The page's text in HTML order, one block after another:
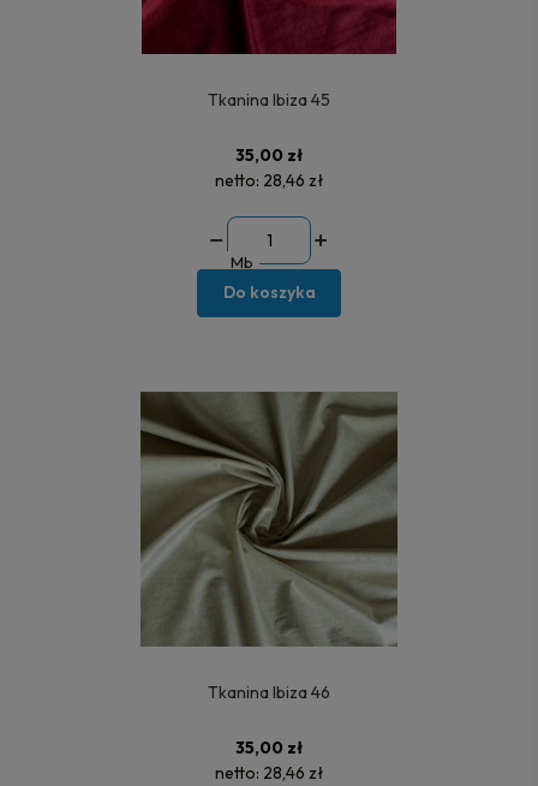
Tkanina Ibiza 45
35,00 zł
netto: 28,46 zł
Mb
Do koszyka
Tkanina Ibiza 46
35,00 zł
netto: 28,46 zł